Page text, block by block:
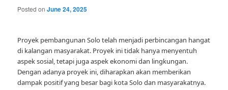
Posted onJune 24, 2025
Proyek pembangunan Solo telah menjadi perbincangan hangat
di kalangan masyarakat. Proyek ini tidak hanya menyentuh
aspek sosial, tetapi juga aspek ekonomi dan lingkungan.
Dengan adanya proyek ini, diharapkan akan memberikan
dampak positif yang besar bagi kota Solo dan masyarakatnya.